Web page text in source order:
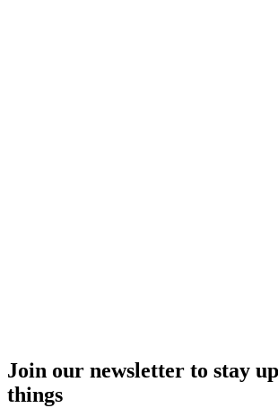
Join our newsletter to stay
things